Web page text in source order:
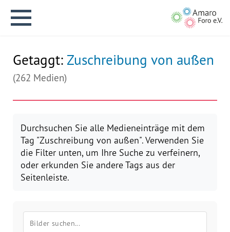
Aktuelles
Über uns
Geschichte
Getaggt: Zuschreibung von außen
(262 Medien)
Durchsuchen Sie alle Medieneinträge mit dem
Tag "Zuschreibung von außen". Verwenden Sie
die Filter unten, um Ihre Suche zu verfeinern,
oder erkunden Sie andere Tags aus der
Seitenleiste.